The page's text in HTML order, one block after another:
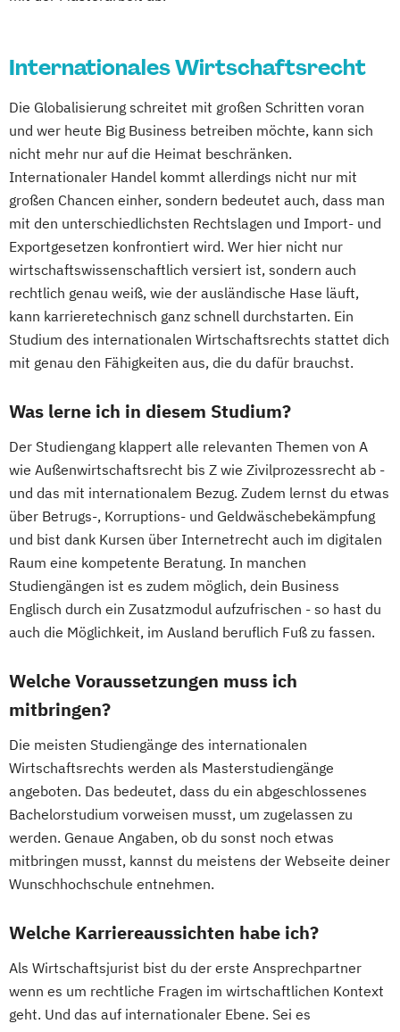
Internationales Wirtschaftsrecht
Die Globalisierung schreitet mit großen Schritten voran
und wer heute Big Business betreiben möchte, kann sich
nicht mehr nur auf die Heimat beschränken.
Internationaler Handel kommt allerdings nicht nur mit
großen Chancen einher, sondern bedeutet auch, dass man
mit den unterschiedlichsten Rechtslagen und Import- und
Exportgesetzen konfrontiert wird. Wer hier nicht nur
wirtschaftswissenschaftlich versiert ist, sondern auch
rechtlich genau weiß, wie der ausländische Hase läuft,
kann karrieretechnisch ganz schnell durchstarten. Ein
Studium des internationalen Wirtschaftsrechts stattet dich
mit genau den Fähigkeiten aus, die du dafür brauchst.
Was lerne ich in diesem Studium?
Der Studiengang klappert alle relevanten Themen von A
wie Außenwirtschaftsrecht bis Z wie Zivilprozessrecht ab -
und das mit internationalem Bezug. Zudem lernst du etwas
über Betrugs-, Korruptions- und Geldwäschebekämpfung
und bist dank Kursen über Internetrecht auch im digitalen
Raum eine kompetente Beratung. In manchen
Studiengängen ist es zudem möglich, dein Business
Englisch durch ein Zusatzmodul aufzufrischen - so hast du
auch die Möglichkeit, im Ausland beruflich Fuß zu fassen.
Welche Voraussetzungen muss ich
mitbringen?
Die meisten Studiengänge des internationalen
Wirtschaftsrechts werden als Masterstudiengänge
angeboten. Das bedeutet, dass du ein abgeschlossenes
Bachelorstudium vorweisen musst, um zugelassen zu
werden. Genaue Angaben, ob du sonst noch etwas
mitbringen musst, kannst du meistens der Webseite deiner
Wunschhochschule entnehmen.
Welche Karriereaussichten habe ich?
Als Wirtschaftsjurist bist du der erste Ansprechpartner
wenn es um rechtliche Fragen im wirtschaftlichen Kontext
geht. Und das auf internationaler Ebene. Sei es